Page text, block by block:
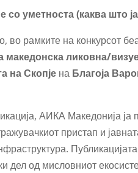
со уметноста (каква што
во рамките на конкурсот
македонска ликовна/
на Скопје на Благоја
АИКА Македонија ја
пристап и
дел од мисловниот